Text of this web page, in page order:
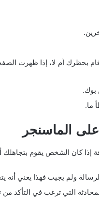
بحظرك أم لا، إذا ظهرت
بوك.
ما.
الماسنجر
إذا كان الشخص يقوم بتجاهلك
ولم يجيب فهذا يعني أنه
التي ترغب في التأكد من